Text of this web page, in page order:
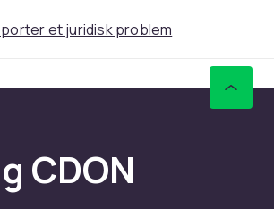
et juridisk problem
CDON